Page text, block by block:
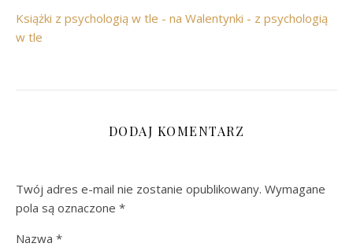
Książki z psychologią w tle - na Walentynki - z psychologią
w tle
DODAJ KOMENTARZ
Twój adres e-mail nie zostanie opublikowany. Wymagane
pola są oznaczone *
Nazwa *